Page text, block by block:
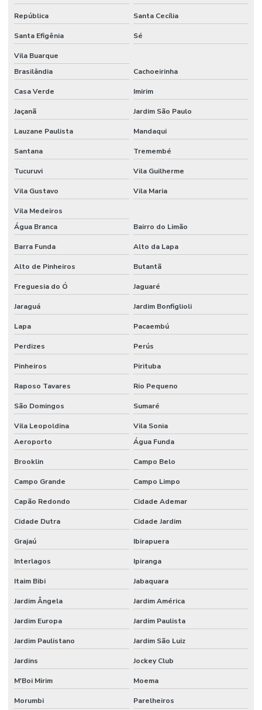
Consultoria em segurança do trabalho SP
Consultoria em segurança e medicina do trabalho
Consultoria em segurança e saúde ocupacional
Consultoria e social
Consultoria de tecnico de segurança do trabalho
Controle de ruido ambiental
Controle de ruidos
Curso de avaliação de ruído
Curso IOSH Coaching for Safety
Curso IOSH Managing Safely
Curso para líderes de segurança do trabalho
Curso de ltcat
Curso NEBOSH para engenheiros de segurança
Curso NEBOSH IGC
Curso NEBOSH IGC Brasil
Cursos internacionais de SST
Elaboração do ppp
Elaboração de ltcat
Elaboração de mapa de risco
Elaboração de pcmso
Elaboração de ppra
Empresa de consultoria em saúde e segurança do trabalho
Empresa de consultoria em segurança do trabalho
Empresa de engenharia de segurança do trabalho
Empresa de higiene ocupacional
Empresa pgr
Empresa de segurança do trabalho
Empresa de segurança do trabalho sp
Empresa de tecnico de segurança do trabalho
República Santa Cecília
Santa Efigênia Sé
Vila Buarque
Brasilândia
Cachoeirinha
Casa Verde Imirim
Jaçanã Jardim São Paulo
Lauzane Paulista Mandaqui
Santana Tremembé
Tucuruvi Vila Guilherme
Vila Gustavo Vila Maria
Vila Medeiros
Água Branca
Bairro do Limão
Barra Funda Alto da Lapa
Alto de Pinheiros Butantã
Freguesia do Ó Jaguaré
Jaraguá Jardim Bonfiglioli
Lapa Pacaembú
Perdizes Perús
Pinheiros Pirituba
Raposo Tavares Rio Pequeno
São Domingos Sumaré
Vila Leopoldina
Vila Sonia
Aeroporto
Água Funda
Brooklin Campo Belo
Campo Grande Campo Limpo
Capão Redondo Cidade Ademar
Cidade Dutra Cidade Jardim
Grajaú Ibirapuera
Interlagos Ipiranga
Itaim Bibi Jabaquara
Jardim Ângela Jardim América
Jardim Europa Jardim Paulista
Jardim Paulistano Jardim São Luiz
Jardins Jockey Club
M'Boi Mirim Moema
Morumbi Parelheiros